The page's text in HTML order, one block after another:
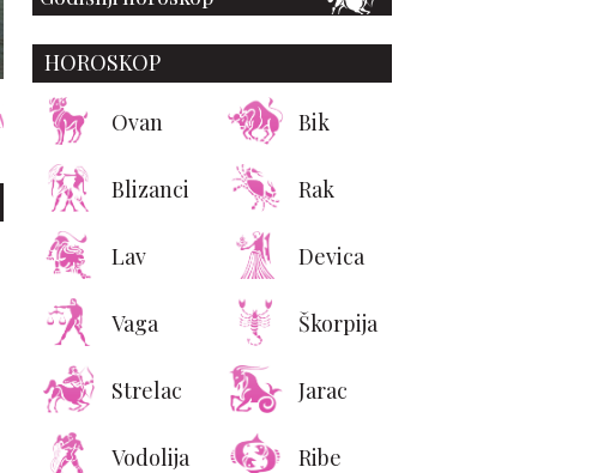
Versace slavi sopstveno
nasleđe kroz nostalgičnu
La Vacanza 2026 kampanju
HOROSKOP
Ovan Bik
Blizanci Rak
Lav Devica
Vaga Škorpija
Strelac Jarac
Vodolija Ribe